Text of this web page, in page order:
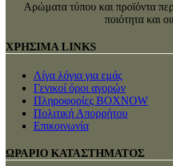
Αρώματα τύπου και προϊόντα
ποιότητα και
ΧΡΗΣΙΜΑ LINKS
Λίγα λόγια για εμάς
Γενικοί όροι αγορών
Πληροφορίες BOXNOW
Πολιτική Απορρήτου
Επικοινωνία
ΩΡΑΡΙΟ ΚΑΤΑΣΤΗΜΑΤΟΣ